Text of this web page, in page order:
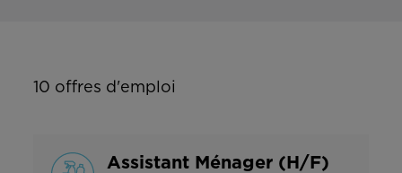
10 offres d'emploi
Assistant Ménager (H/F)